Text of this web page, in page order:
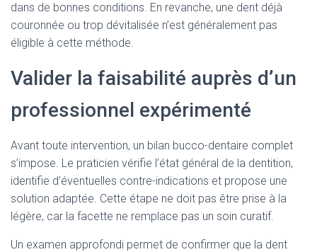
dans de bonnes conditions. En revanche, une dent déjà
couronnée ou trop dévitalisée n’est généralement pas
éligible à cette méthode.
Valider la faisabilité auprès d’un
professionnel expérimenté
Avant toute intervention, un bilan bucco-dentaire complet
s’impose. Le praticien vérifie l’état général de la dentition,
identifie d’éventuelles contre-indications et propose une
solution adaptée. Cette étape ne doit pas être prise à la
légère, car la facette ne remplace pas un soin curatif.
Un examen approfondi permet de confirmer que la dent